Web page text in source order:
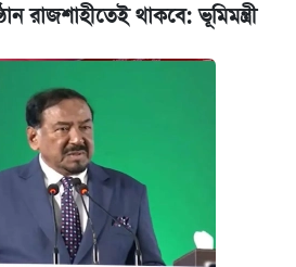
রাজশাহীতেই থাকবে: ভূমিমন্ত্রী